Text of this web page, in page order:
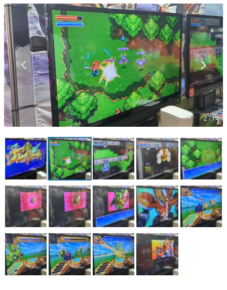
具体的な形から解き明かしていく、硬派で骨太な評論連載
です。
ゲームが変えた日本語
「経験値」「裏技」「ラスボス」… ゲームにまつわる言葉
の起源や用法の変遷を、コンピューター文化史研究家・タ
イニーP氏が徹底調査。
カテゴリ
特集記事
マンガ
女性向け
アプリレビュー
その他
電ファミニコゲーマーとは？
運営：株式会社マレ
2 / 14